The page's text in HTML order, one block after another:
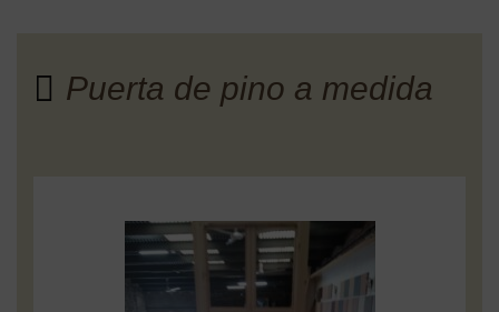
Puerta de pino a medida